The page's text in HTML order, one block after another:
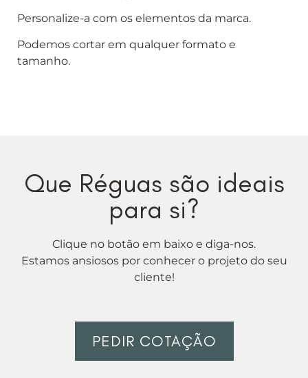
Personalize-a com os elementos da marca.
Podemos cortar em qualquer formato e
tamanho.
Que Réguas são ideais
para si?
Clique no botão em baixo e diga-nos.
Estamos ansiosos por conhecer o projeto do seu
cliente!
PEDIR COTAÇÃO